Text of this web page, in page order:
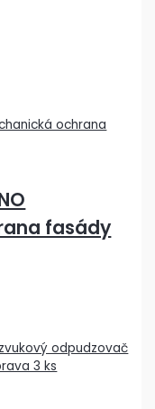
fasády